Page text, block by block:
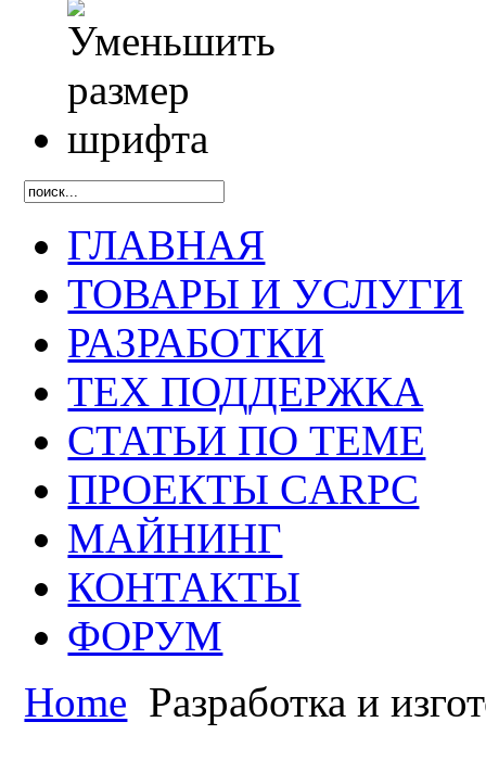
ГЛАВНАЯ
ТОВАРЫ И УСЛУГИ
РАЗРАБОТКИ
ТЕХ ПОДДЕРЖКА
СТАТЬИ ПО ТЕМЕ
ПРОЕКТЫ CARPC
МАЙНИНГ
КОНТАКТЫ
ФОРУМ
Home Разработка и